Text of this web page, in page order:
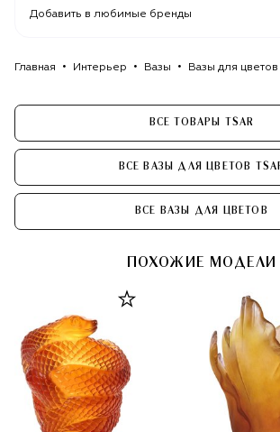
Добавить в любимые бренды
Главная Интерьер Вазы Вазы для цветов
ВСЕ ТОВАРЫ TSAR
ВСЕ ВАЗЫ ДЛЯ ЦВЕТОВ
ВСЕ ВАЗЫ ДЛЯ ЦВЕТОВ
ПОХОЖИЕ МОДЕЛИ